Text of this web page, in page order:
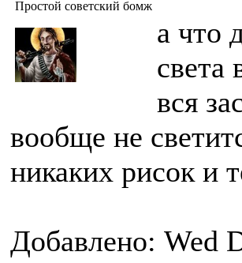
Простой советский бомж
а что
света
вся
вообще не
никаких рисок и
Добавлено: Wed